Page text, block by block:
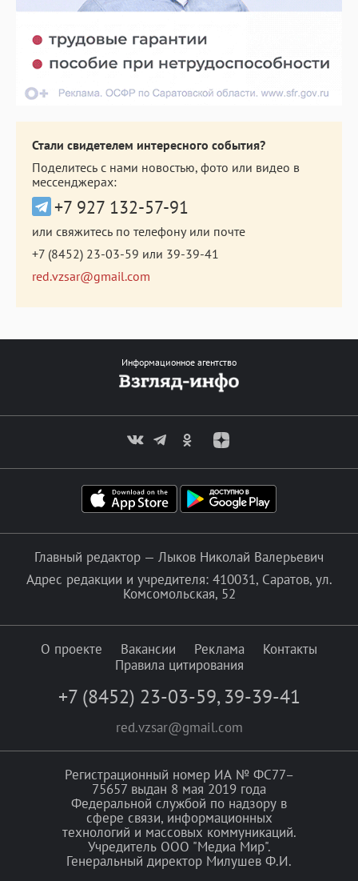
Стали свидетелем интересного события?
Поделитесь с нами новостью, фото или видео в
мессенджерах:
+7 927 132-57-91
или свяжитесь по телефону или почте
+7 (8452) 23-03-59 или 39-39-41
red.vzsar@gmail.com
Информационное агентство
Главный редактор — Лыков Николай Валерьевич
Адрес редакции и учредителя: 410031, Саратов, ул.
Комсомольская, 52
О проекте Вакансии Реклама
Контакты
Правила цитирования
+7 (8452) 23-03-59, 39-39-41
red.vzsar@gmail.com
Регистрационный номер ИА № ФС77–
75657 выдан 8 мая 2019 года
Федеральной службой по надзору в
сфере связи, информационных
технологий и массовых коммуникаций.
Учредитель ООО "Медиа Мир".
Генеральный директор Милушев Ф.И.